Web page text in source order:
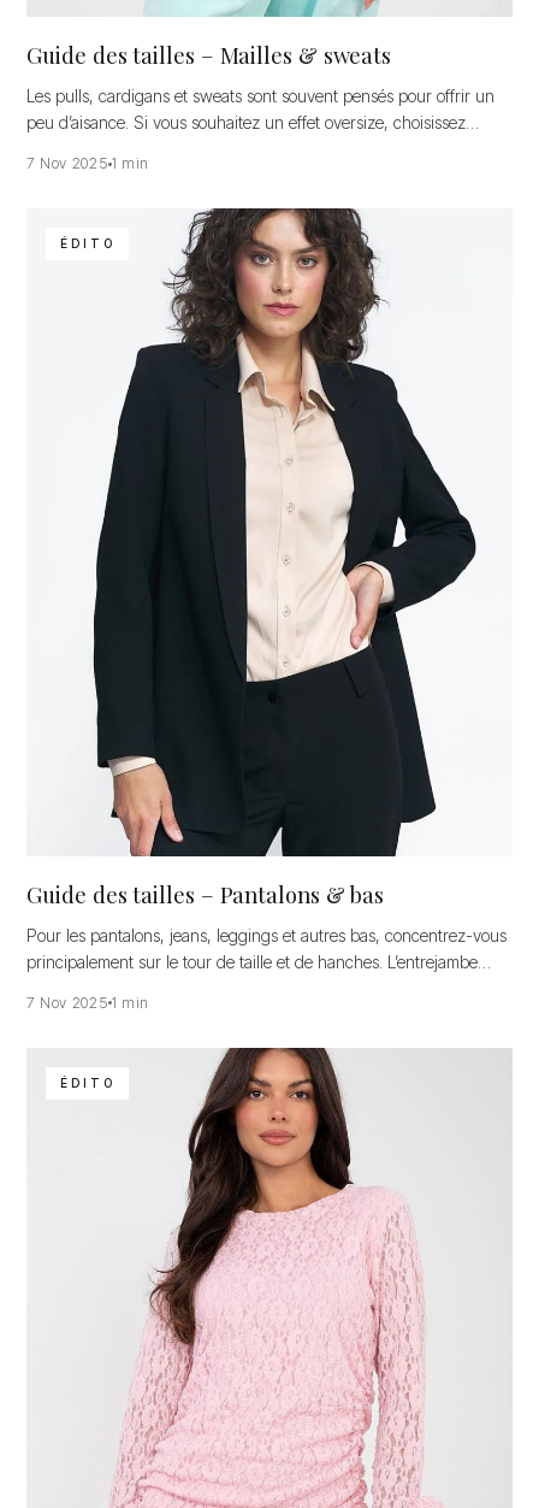
Guide des tailles – Mailles & sweats
Les pulls, cardigans et sweats sont souvent pensés pour offrir un
peu d’aisance. Si vous souhaitez un effet oversize, choisissez…
7 Nov 2025 1 min
ÉDITO
Guide des tailles – Pantalons & bas
Pour les pantalons, jeans, leggings et autres bas, concentrez-vous
principalement sur le tour de taille et de hanches. L’entrejambe
7 Nov 2025 1 min
ÉDITO